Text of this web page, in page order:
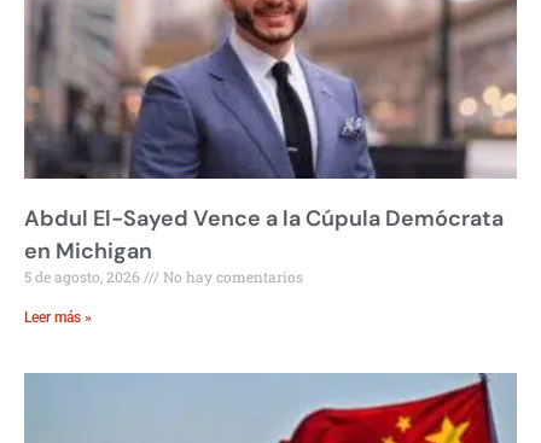
Abdul El-Sayed Vence a la Cúpula Demócrata
en Michigan
5 de agosto, 2026 No hay comentarios
Leer más »